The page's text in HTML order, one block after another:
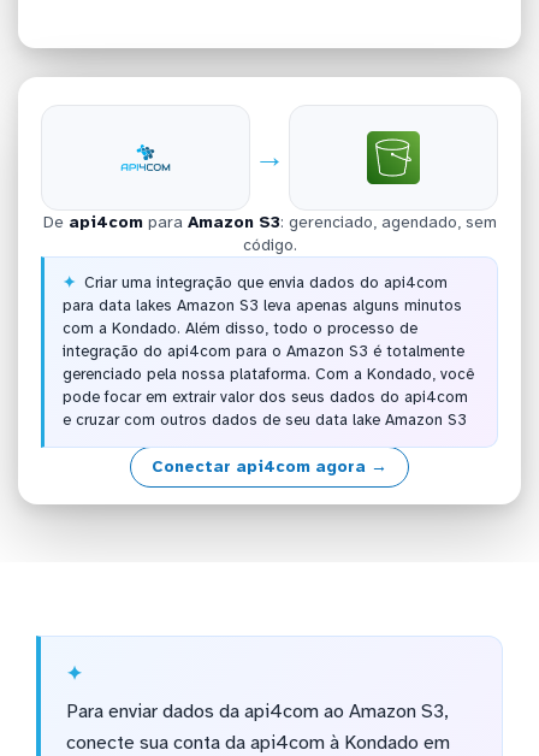
→
De api4compara Amazon S3: gerenciado, agendado, sem
código.
Criar uma integração que envia dados do api4com
para data lakes Amazon S3 leva apenas alguns minutos
com a Kondado. Além disso, todo o processo de
integração do api4com para o Amazon S3 é totalmente
gerenciado pela nossa plataforma. Com a Kondado, você
pode focar em extrair valor dos seus dados do api4com
e cruzar com outros dados de seu data lake Amazon S3
Conectar api4com agora →
Para enviar dados da api4com ao Amazon S3,
conecte sua conta da api4com à Kondado em